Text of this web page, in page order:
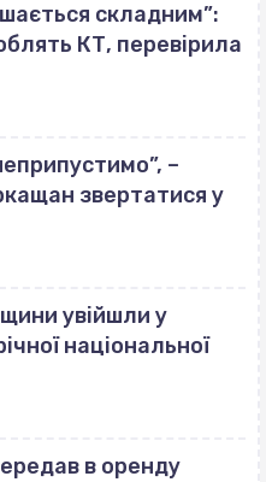
складним”:
КТ, перевірила
–
звертатися у
увійшли у
національної
в оренду